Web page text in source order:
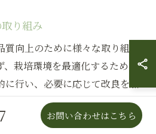
り組み
向上のために様々な取り組み
栽培環境を最適化するため
行い、必要に応じて改良を加
変動に対応するための研究も進
培手法の開発が進行中です。さ
お問い合わせはこちら